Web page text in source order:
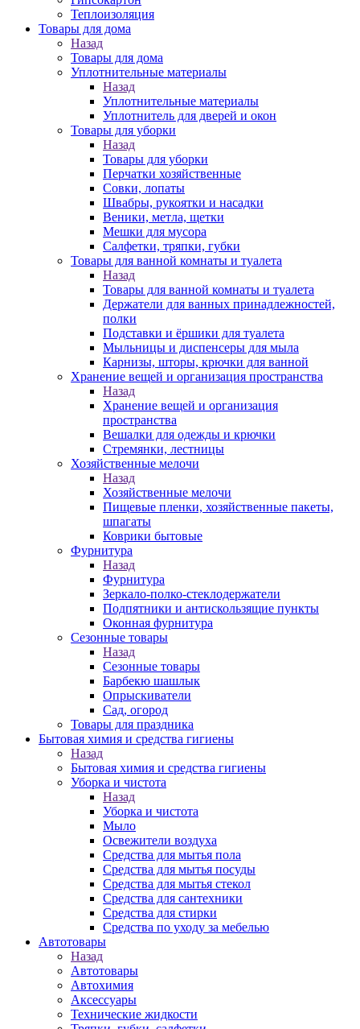
Теплоизоляция
Товары для дома
Назад
Товары для дома
Уплотнительные материалы
Назад
Уплотнительные материалы
Уплотнитель для дверей и окон
Товары для уборки
Назад
Товары для уборки
Перчатки хозяйственные
Совки, лопаты
Швабры, рукоятки и насадки
Веники, метла, щетки
Мешки для мусора
Салфетки, тряпки, губки
Товары для ванной комнаты и туалета
Назад
Товары для ванной комнаты и туалета
Держатели для ванных принадлежностей,
полки
Подставки и ёршики для туалета
Мыльницы и диспенсеры для мыла
Карнизы, шторы, крючки для ванной
Хранение вещей и организация пространства
Назад
Хранение вещей и организация
пространства
Вешалки для одежды и крючки
Стремянки, лестницы
Хозяйственные мелочи
Назад
Хозяйственные мелочи
Пищевые пленки, хозяйственные пакеты,
шпагаты
Коврики бытовые
Фурнитура
Назад
Фурнитура
Зеркало-полко-стеклодержатели
Подпятники и антискользящие пункты
Оконная фурнитура
Сезонные товары
Назад
Сезонные товары
Барбекю шашлык
Опрыскиватели
Сад, огород
Товары для праздника
Бытовая химия и средства гигиены
Назад
Бытовая химия и средства гигиены
Уборка и чистота
Назад
Уборка и чистота
Мыло
Освежители воздуха
Средства для мытья пола
Средства для мытья посуды
Средства для мытья стекол
Средства для сантехники
Средства для стирки
Средства по уходу за мебелью
Автотовары
Назад
Автотовары
Автохимия
Аксессуары
Технические жидкости